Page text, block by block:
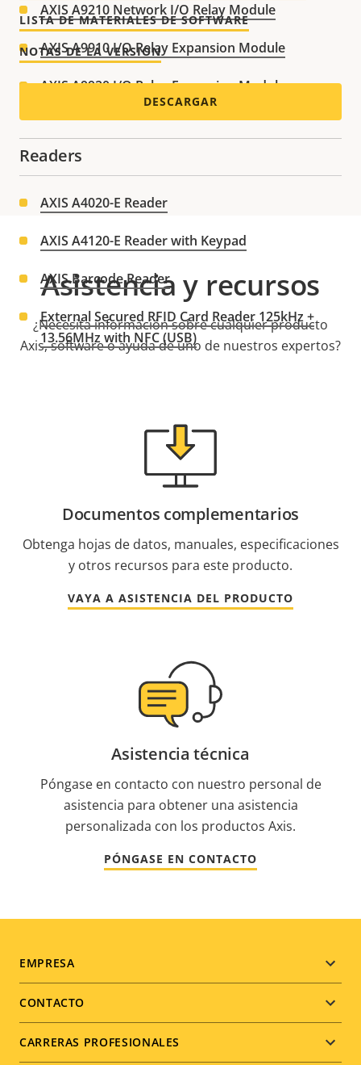
AXIS A9210 Network I/O Relay Module
AXIS A9910 I/O Relay Expansion Module
AXIS A9920 I/O Relay Expansion Module
Readers
AXIS A4020-E Reader
AXIS A4120-E Reader with Keypad
AXIS Barcode Reader
External Secured RFID Card Reader 125kHz +
13.56MHz with NFC (USB)
LISTA DE MATERIALES DE SOFTWARE
NOTAS DE LA VERSIÓN
DESCARGAR
Asistencia y recursos
¿Necesita información sobre cualquier producto
Axis, software o ayuda de uno de nuestros expertos?
Documentos complementarios
Obtenga hojas de datos, manuales, especificaciones
y otros recursos para este producto.
VAYA A ASISTENCIA DEL PRODUCTO
Asistencia técnica
Póngase en contacto con nuestro personal de
asistencia para obtener una asistencia
personalizada con los productos Axis.
PÓNGASE EN CONTACTO
Footer
menu
EMPRESA
CONTACTO
CARRERAS PROFESIONALES